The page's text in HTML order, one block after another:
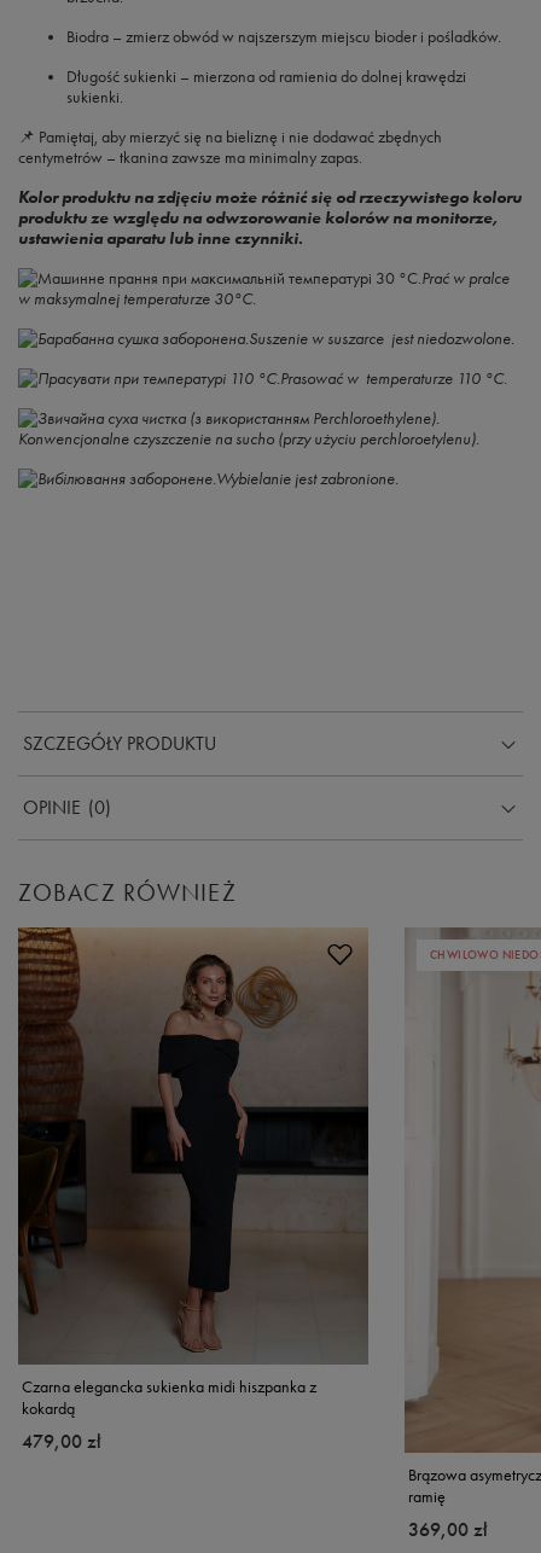
Biodra – zmierz obwód w najszerszym miejscu bioder i pośladków.
Długość sukienki – mierzona od ramienia do dolnej krawędzi
sukienki.
📌 Pamiętaj, aby mierzyć się na bieliznę i nie dodawać zbędnych
centymetrów – tkanina zawsze ma minimalny zapas.
Kolor produktu na zdjęciu może różnić się od rzeczywistego koloru
produktu ze względu na odwzorowanie kolorów na monitorze,
ustawienia aparatu lub inne czynniki.
Prać w pralce
w maksymalnej temperaturze 30°C.
Suszenie w suszarce jest niedozwolone.
Prasować w temperaturze 110 °C.
Konwencjonalne czyszczenie na sucho (przy użyciu perchloroetylenu).
Wybielanie jest zabronione.
SZCZEGÓŁY PRODUKTU
OPINIE (0)
ZOBACZ RÓWNIEŻ
Czarna elegancka sukienka midi hiszpanka z
kokardą
479,00 zł
CHWILOWO
Brązowa
ramię
369,00 zł